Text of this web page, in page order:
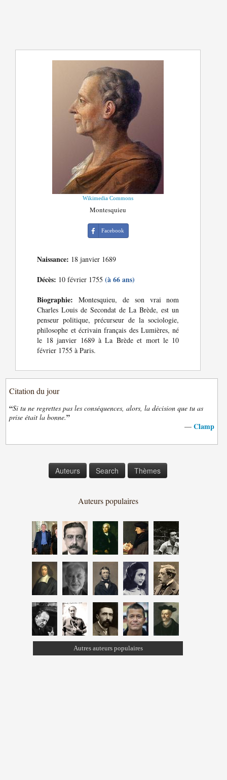
Wikimedia Commons
Montesquieu
Facebook
Naissance: 18 janvier 1689
Décès: 10 février 1755(à 66 ans)
Biographie: Montesquieu, de son vrai nom
Charles Louis de Secondat de La Brède, est un
penseur politique, précurseur de la sociologie,
philosophe et écrivain français des Lumières, né
le 18 janvier 1689 à La Brède et mort le 10
février 1755 à Paris.
Citation du jour
“Si tu ne regrettes pas les conséquences, alors, la décision que tu as
prise était la bonne.”
— Clamp
Auteurs Search Thèmes
Auteurs populaires
Autres auteurs populaires